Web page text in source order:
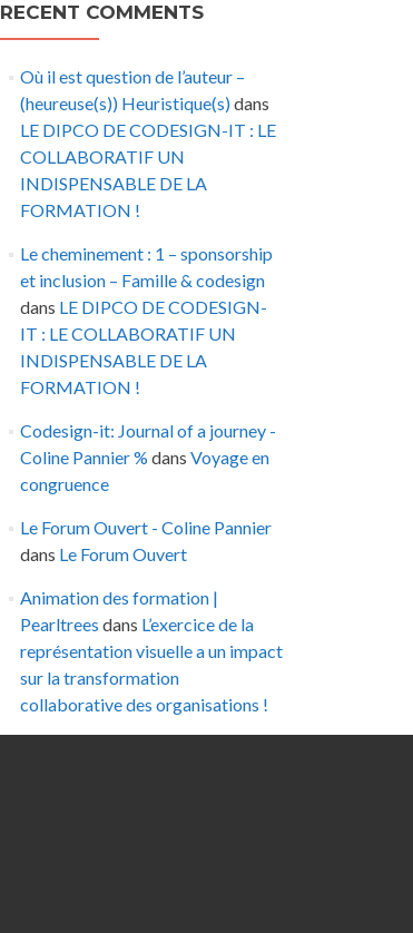
RECENT COMMENTS
Où il est question de l’auteur –
(heureuse(s)) Heuristique(s)dans
LE DIPCO DE CODESIGN-IT : LE
COLLABORATIF UN
INDISPENSABLE DE LA
FORMATION !
Le cheminement : 1 – sponsorship
et inclusion – Famille & codesign
dans LE DIPCO DE CODESIGN-
IT : LE COLLABORATIF UN
INDISPENSABLE DE LA
FORMATION !
Codesign-it: Journal of a journey -
Coline Pannier % dans Voyage en
congruence
Le Forum Ouvert - Coline Pannier
dans Le Forum Ouvert
Animation des formation |
Pearltrees dans L’exercice de la
représentation visuelle a un impact
sur la transformation
collaborative des organisations !